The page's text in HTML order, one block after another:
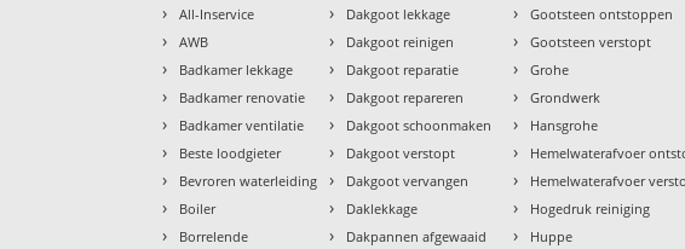
› All-Inservice
› AWB
› Badkamer lekkage
› Badkamer renovatie
› Badkamer ventilatie
› Beste loodgieter
› Bevroren waterleiding
› Boiler
› Borrelende
› Dakgoot lekkage
› Dakgoot reinigen
› Dakgoot reparatie
› Dakgoot repareren
› Dakgoot schoonmaken
› Dakgoot verstopt
› Dakgoot vervangen
› Daklekkage
› Dakpannen afgewaaid
› Gootsteen ontstoppen
› Gootsteen verstopt
› Grohe
› Grondwerk
› Hansgrohe
› Hemelwaterafvoer
› Hemelwaterafvoer
› Hogedruk reiniging
› Huppe